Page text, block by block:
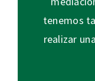
tenemos
realizar